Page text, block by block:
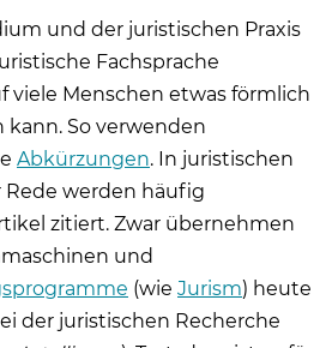
und der juristischen Praxis
Fachsprache
viele Menschen etwas förmlich
So verwenden
Abkürzungen. In juristischen
werden häufig
zitiert. Zwar übernehmen
und
(wie Jurism) heute
der juristischen Recherche